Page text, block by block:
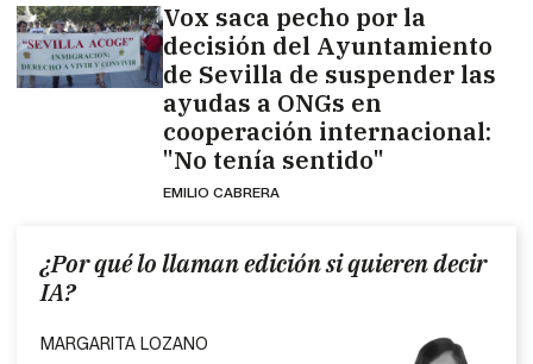
Vox saca pecho por la
decisión del Ayuntamiento
de Sevilla de suspender las
ayudas a ONGs en
cooperación internacional:
"No tenía sentido"
EMILIO CABRERA
¿Por qué lo llaman edición si quieren decir
IA?
MARGARITA LOZANO